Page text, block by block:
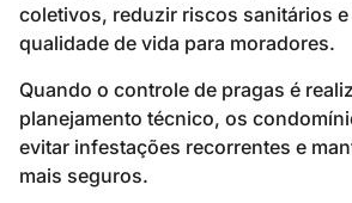
coletivos, reduzir riscos sanitários
qualidade de vida para moradores.
Quando o controle de pragas é
planejamento técnico, os
evitar infestações recorrentes e
mais seguros.